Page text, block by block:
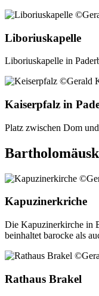
Liboriuskapelle
Liboriuskapelle in
Kaiserpfalz in
Platz zwischen Dom
Kapuzinerkriche
Die Kapuzinerkirche in
beinhaltet barocke als
Rathaus Brakel